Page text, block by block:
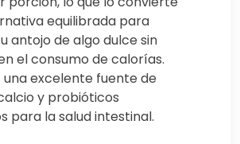
equilibrada para
antojo de algo dulce sin
el consumo de calorías.
una excelente fuente de
y probióticos
para la salud intestinal.